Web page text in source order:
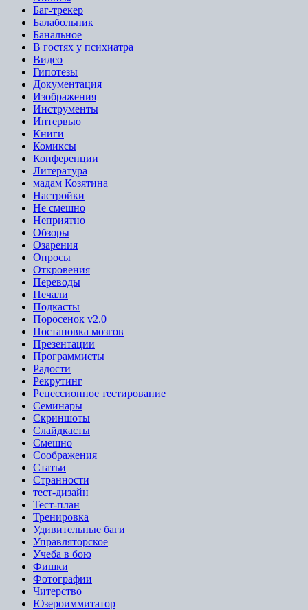
Баг-трекер
Балабольник
Банальное
В гостях у психиатра
Видео
Гипотезы
Документация
Изображения
Инструменты
Интервью
Книги
Комиксы
Конференции
Литература
мадам Козятина
Настройки
Не смешно
Неприятно
Обзоры
Озарения
Опросы
Откровения
Переводы
Печали
Подкасты
Поросенок v2.0
Постановка мозгов
Презентации
Программисты
Радости
Рекрутинг
Рецессионное тестирование
Семинары
Скриншоты
Слайдкасты
Смешно
Соображения
Статьи
Странности
тест-дизайн
Тест-план
Тренировка
Удивительные баги
Управляторское
Учеба в бою
Фишки
Фотографии
Читерство
Юзероиммитатор